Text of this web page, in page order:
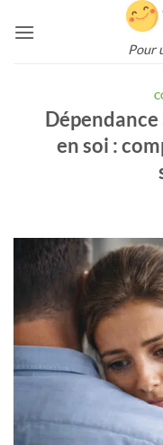
Pour
en soi :